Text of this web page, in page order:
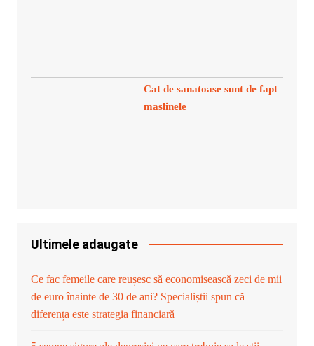
Cat de sanatoase sunt de fapt
maslinele
Ultimele adaugate
Ce fac femeile care reușesc să economisească zeci de mii
de euro înainte de 30 de ani? Specialiștii spun că
diferența este strategia financiară